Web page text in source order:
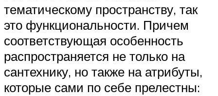
тематическому пространству, так
это функциональности. Причем
соответствующая особенность
распространяется не только на
сантехнику, но также на атрибуты,
которые сами по себе прелестны: